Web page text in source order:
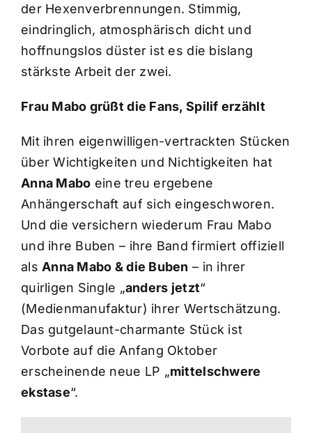
der Hexenverbrennungen. Stimmig,
eindringlich, atmosphärisch dicht und
hoffnungslos düster ist es die bislang
stärkste Arbeit der zwei.
Frau Mabo grüßt die Fans, Spilif erzählt
Mit ihren eigenwilligen-vertrackten Stücken
über Wichtigkeiten und Nichtigkeiten hat
Anna Mabo eine treu ergebene
Anhängerschaft auf sich eingeschworen.
Und die versichern wiederum Frau Mabo
und ihre Buben – ihre Band firmiert offiziell
als Anna Mabo & die Buben – in ihrer
quirligen Single „anders jetzt“
(Medienmanufaktur) ihrer Wertschätzung.
Das gutgelaunt-charmante Stück ist
Vorbote auf die Anfang Oktober
erscheinende neue LP „mittelschwere
ekstase“.